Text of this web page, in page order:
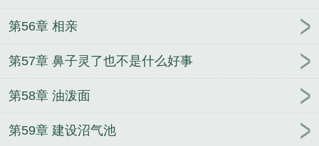
第56章 相亲
第57章 鼻子灵了也不是什么好事
第58章 油泼面
第59章 建设沼气池